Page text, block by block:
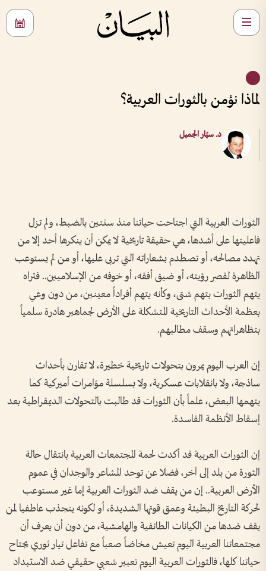
لماذا نؤمن بالثورات العربية؟
د. سيّار الجميل
الثورات العربية التي اجتاحت حياتنا منذ سنتين بالضبط، ولم تزل
فاعليتها على أشدها، هي حقيقة تاريخية لا يمكن أن ينكرها أحد إلا من
تهدد مصالحه، أو تصطدم بشعاراته التي تربى عليها، أو من لم يستوعب
الظاهرة لقصر رؤيته، أو ضيق أفقه، أو خوفه من الإسلاميين.. فتراه
يتهم الثورات بتهم شتى، وكأنه يتهم أفراداً معينين، من دون وعي
بعظمة الأحداث التاريخية المتشكلة على الأرض لجماهير هادرة سلمياً
بتظاهراتهم وسقف مطالبهم.
إن العرب اليوم يمرون بتحولات تاريخية خطيرة، لا تقارن بأحداث
ساذجة، ولا بانقلابات عسكرية، ولا بسلسلة مؤامرات أميركية كما
يتهمها البعض، علماً بأن الثورات قد طالبت بالتحولات الديمقراطية بعد
إسقاط الأنظمة الفاسدة.
إن الثورات العربية قد أكدت لحمة المجتمعات العربية بانتقال حالة
الثورة من بلد إلى آخر، فضلا عن توحد المشاعر والوجدان في عموم
الأرض العربية.. إن من يقف ضد الثورات العربية إما غير مستوعب
لحركة التاريخ البطيئة وعمق قوتها الشديدة، أو لكونه ينجذب عاطفيا لمن
يقف ضدها من الكيانات الطائفية والهامشية، من دون أن يعرف أن
مجتمعاتنا العربية اليوم تعيش مخاضاً صعباً مع تفاعل تيار ثوري يجتاح
حياتنا كلها، فالثورات العربية اليوم تعبير شعبي حقيقي ضد الاستبداد